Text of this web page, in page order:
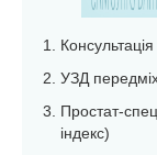
УЗД
Простат-
індекс)